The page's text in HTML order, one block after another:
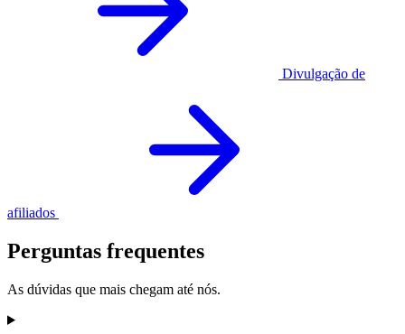
Divulgação de
afiliados
Perguntas frequentes
As dúvidas que mais chegam até nós.